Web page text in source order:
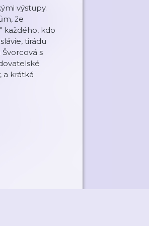
výstupy.
že
každého, kdo
tirádu
s
a krátká